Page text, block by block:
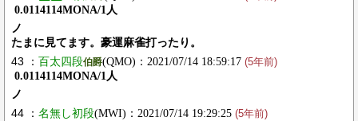
0.0114114MONA/1人
ノ
たまに見てます。豪運麻雀打ったり。
43 ： 百太四段伯爵(QMO)：2021/07/14 18:59:17 (5年前)
0.0114114MONA/1人
ノ
44 ： 名無し初段(MWI)：2021/07/14 19:29:25 (5年前)